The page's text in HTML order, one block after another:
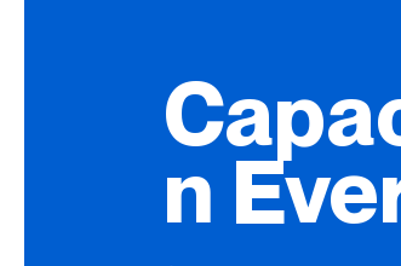
n